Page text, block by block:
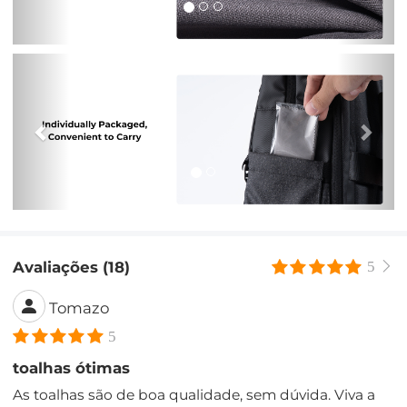
Avaliações (18) 5
Tomazo
5
toalhas ótimas
As toalhas são de boa qualidade, sem dúvida. Viva a